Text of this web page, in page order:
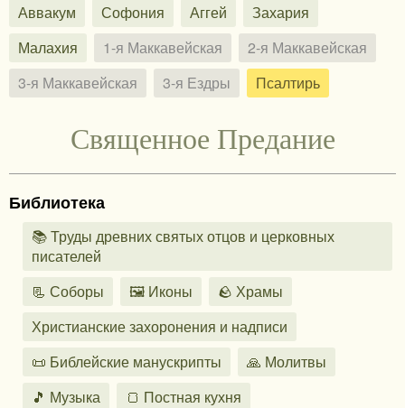
Аввакум
Софония Аггей
Захария
Малахия
1-я Маккавейская
2-я Маккавейская
3-я Маккавейская
3-я Ездры Псалтирь
Священное Предание
Библиотека
📚 Труды древних святых отцов и церковных
писателей
📃 Соборы
🖼️ Иконы
🪨 Храмы
Христианские захоронения и надписи
📜 Библейские манускрипты
🙏 Молитвы
🎵 Музыка
🍞 Постная кухня